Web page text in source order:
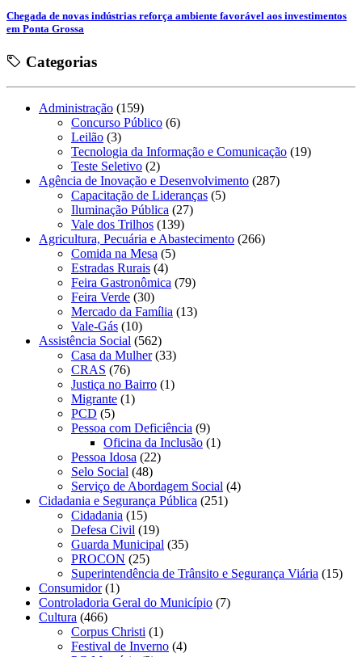
Chegada de novas indústrias reforça ambiente favorável aos investimentos
em Ponta Grossa
Categorias
Administração (159)
Concurso Público (6)
Leilão (3)
Tecnologia da Informação e Comunicação (19)
Teste Seletivo (2)
Agência de Inovação e Desenvolvimento (287)
Capacitação de Lideranças (5)
Iluminação Pública (27)
Vale dos Trilhos (139)
Agricultura, Pecuária e Abastecimento (266)
Comida na Mesa (5)
Estradas Rurais (4)
Feira Gastronômica (79)
Feira Verde (30)
Mercado da Família (13)
Vale-Gás (10)
Assistência Social (562)
Casa da Mulher(33)
CRAS (76)
Justiça no Bairro (1)
Migrante (1)
PCD (5)
Pessoa com Deficiência (9)
Oficina da Inclusão (1)
Pessoa Idosa (22)
Selo Social (48)
Serviço de Abordagem Social (4)
Cidadania e Segurança Pública (251)
Cidadania (15)
Defesa Civil (19)
Guarda Municipal (35)
PROCON (25)
Superintendência de Trânsito e Segurança Viária (15)
Consumidor(1)
Controladoria Geral do Município (7)
Cultura (466)
Corpus Christi (1)
Festival de Inverno (4)